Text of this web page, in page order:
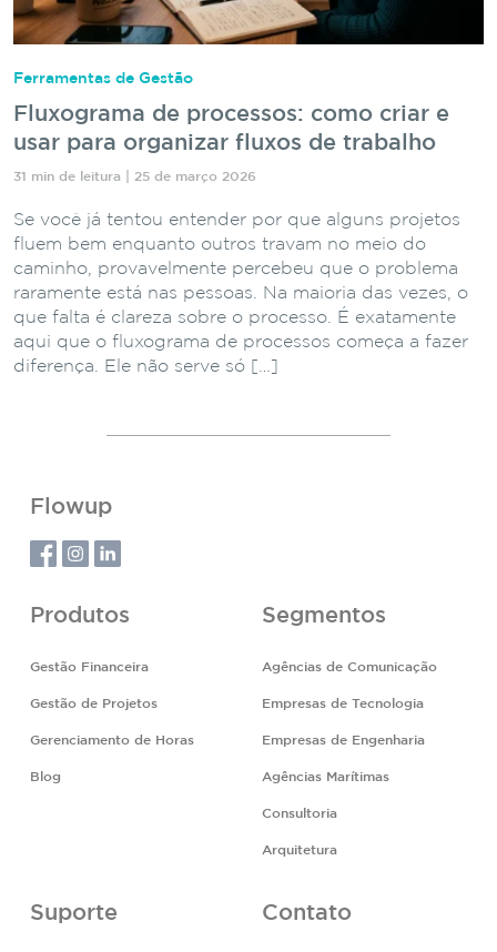
Ferramentas de Gestão
Fluxograma de processos: como criar e
usar para organizar fluxos de trabalho
31 min de leitura | 25 de março 2026
Se você já tentou entender por que alguns projetos
fluem bem enquanto outros travam no meio do
caminho, provavelmente percebeu que o problema
raramente está nas pessoas. Na maioria das vezes, o
que falta é clareza sobre o processo. É exatamente
aqui que o fluxograma de processos começa a fazer
diferença. Ele não serve só […]
Flowup
Produtos
Gestão Financeira
Gestão de Projetos
Gerenciamento de Horas
Blog
Segmentos
Agências de Comunicação
Empresas de Tecnologia
Empresas de Engenharia
Agências Marítimas
Consultoria
Arquitetura
Suporte Contato